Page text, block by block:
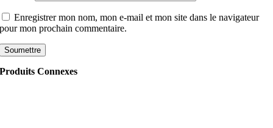
Enregistrer mon nom, mon e-mail et mon site dans le navigateur
pour mon prochain commentaire.
Produits Connexes